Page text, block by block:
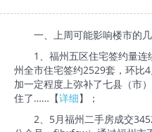
一、上周可能影响楼市的几
1、福州五区住宅签约量连
州全市住宅签约2529套，环比
加一定程度上弥补了七县（市
住了……【详细】；
2、5月福州二手房成交